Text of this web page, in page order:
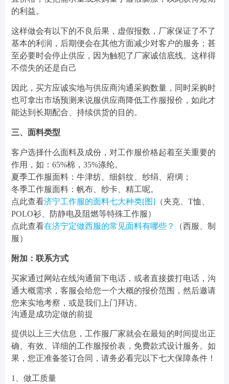
的利益。
这样做会有以下的不良后果，虚假报数，厂家保证了不了
基本的利润，后期便会在其他方面减少对客户的服务；甚
至必要时会停止供应，因为触犯了厂家诚信底线。这样得
不偿失的还是自己
因此，买方应诚实地与供应商沟通采购数量，同时采购时
也可拿出市场预测来说服供应商降低工作服报价，如此才
能达到长期配合、持续供货的目的。
三、面料类型
客户选择什么面料及成份，对工作服价格起着至关重要的
作用，如：65%棉，35%涤纶。
夏季工作服面料：牛津纺、细斜纹、纱绢、府绸；
冬季工作服面料：帆布、纱卡、精工呢。
点此查看济宁工作服的面料七大种类[图] （夹克、T恤、
POLO衫、防静电及阻燃等特殊工作服）
点此查看在济宁定做西服的常见面料有哪些？
（西服、制
服）
附加：联系方式
买家通过网站在线沟通留下电话，或者直接拨打电话，沟
通大概需求，客服会给您一个大概的报价范围，然后邀请
您来实地考察，或是我们上门拜访。
沟通是成功定做的前提
提供以上三大信息，工作服厂家就会在最短的时间提出正
确、有效、详细的工作服报价表，免费款式设计服务。如
果，您正准备签订合同，请务必看完以下七大保障条件！
1、做工质量